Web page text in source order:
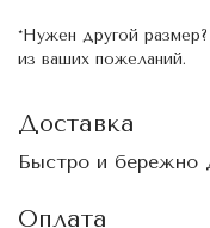
*Нужен другой
из ваших пожеланий.
Доставка
Быстро и бережно
Оплата